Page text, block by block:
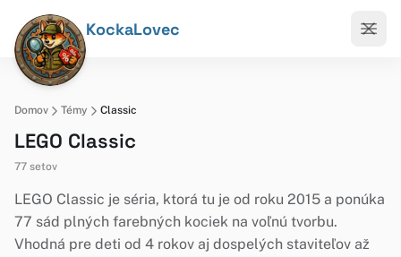
KockaLovec
Domov Témy Classic
LEGO Classic
77 setov
LEGO Classic je séria, ktorá tu je od roku 2015 a ponúka
77 sád plných farebných kociek na voľnú tvorbu.
Vhodná pre deti od 4 rokov aj dospelých staviteľov až